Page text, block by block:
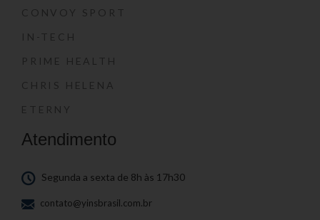
CONVOY SPORT
IN-TECH
PRIME HEALTH
CHRIS HELENA
ETERNY
Atendimento
Segunda a sexta de 8h às 17h30
contato@yinsbrasil.com.br